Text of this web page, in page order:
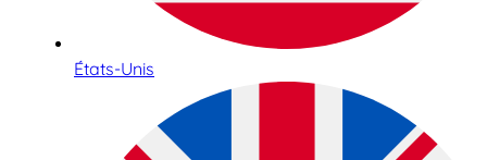
États-Unis